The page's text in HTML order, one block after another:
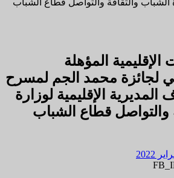
الإقليمية المؤهلة
لجائزة محمد الجم لمسرح
الإقليمية لوزارة
والتواصل قطاع الشباب